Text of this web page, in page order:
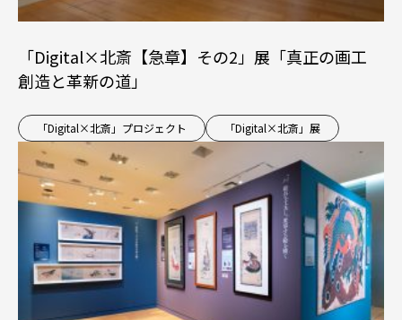
「Digital×北斎【急章】その2」展「真正の画工
創造と革新の道」
「Digital×北斎」プロジェクト 「Digital×北斎」展